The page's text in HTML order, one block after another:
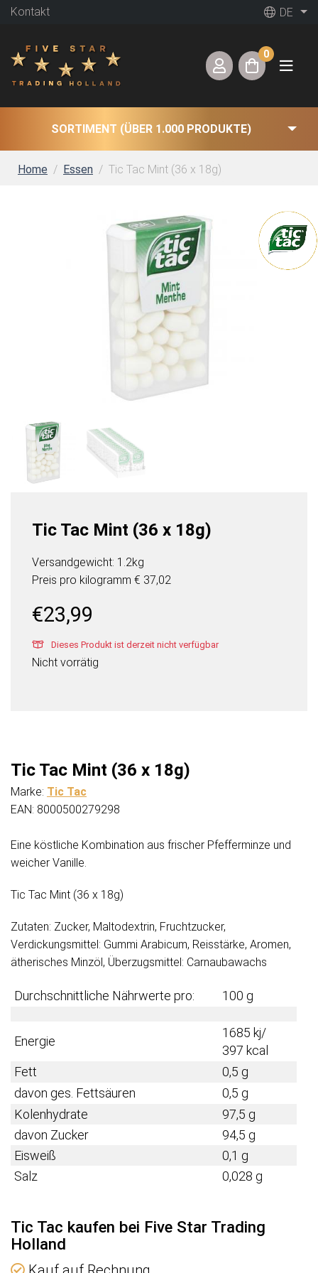
Kontakt DE
0
SORTIMENT (ÜBER 1.000 PRODUKTE)
Home Essen Tic Tac Mint (36 x 18g)
Tic Tac Mint (36 x 18g)
Versandgewicht: 1.2kg
Preis pro kilogramm € 37,02
€23,99
Dieses Produkt ist derzeit nicht verfügbar
Nicht vorrätig
Tic Tac Mint (36 x 18g)
Marke: Tic Tac
EAN: 8000500279298
Eine köstliche Kombination aus frischer Pfefferminze und
weicher Vanille.
Tic Tac Mint (36 x 18g)
Zutaten: Zucker, Maltodextrin, Fruchtzucker,
Verdickungsmittel: Gummi Arabicum, Reisstärke, Aromen,
ätherisches Minzöl, Überzugsmittel: Carnaubawachs
Durchschnittliche Nährwerte pro: 100 g
Energie
1685 kj/
397 kcal
Fett
0,5 g
davon ges. Fettsäuren
0,5 g
Kolenhydrate
97,5 g
davon Zucker
94,5 g
Eisweiß
0,1 g
Salz
0,028 g
Tic Tac kaufen bei Five Star Trading
Holland